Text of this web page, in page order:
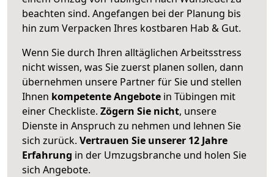
beachten sind. Angefangen bei der Planung bis
hin zum Verpacken Ihres kostbaren Hab & Gut.
Wenn Sie durch Ihren alltäglichen Arbeitsstress
nicht wissen, was Sie zuerst planen sollen, dann
übernehmen unsere Partner für Sie und stellen
Ihnen kompetente Angebote in Tübingen mit
einer Checkliste. Zögern Sie nicht, unsere
Dienste in Anspruch zu nehmen und lehnen Sie
sich zurück. Vertrauen Sie unserer 12 Jahre
Erfahrung in der Umzugsbranche und holen Sie
sich Angebote.